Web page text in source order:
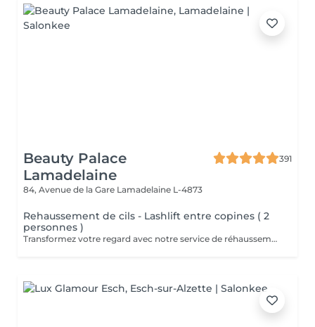
Beauty Palace
Lamadelaine
391
84, Avenue de la Gare Lamadelaine L-4873
Rehaussement de cils - Lashlift entre copines ( 2
personnes )
Transformez votre regard avec notre service de réhaussement de cils. Profitez d'un traitement qui donne à vos cils une courbure naturelle et un aspect magnifiquement relevé, vous offrant des yeux éblouissants sans besoin de faux cils ou de mascara. Profitez de ce service à deux, dans notre cabine relaxante.